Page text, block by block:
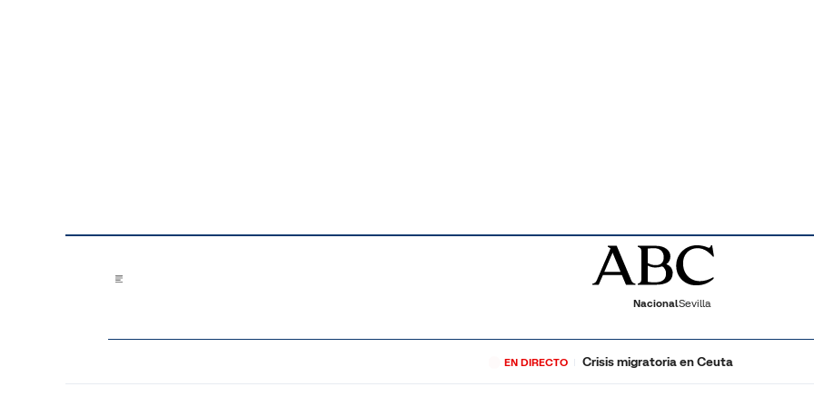
NacionalSevilla
EN DIRECTO Crisis migratoria en Ceuta